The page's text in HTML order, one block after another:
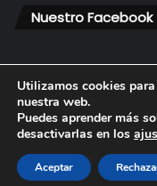
Nuestro Facebook
© Copyright 2026,
Utilizamos cookies
nuestra web.
Puedes aprender más
desactivarlas en los
Aceptar